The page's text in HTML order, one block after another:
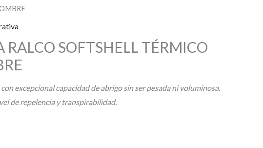
RALCO SOFTSHELL TÉRMICO
con excepcional capacidad de abrigo sin ser pesada ni voluminosa.
de repelencia y transpirabilidad.